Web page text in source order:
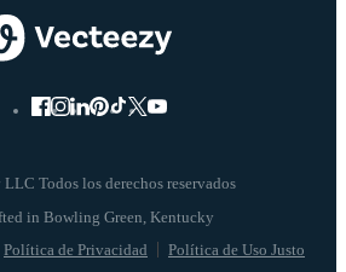
Todos los derechos reservados
Política de Privacidad Política de Uso Justo